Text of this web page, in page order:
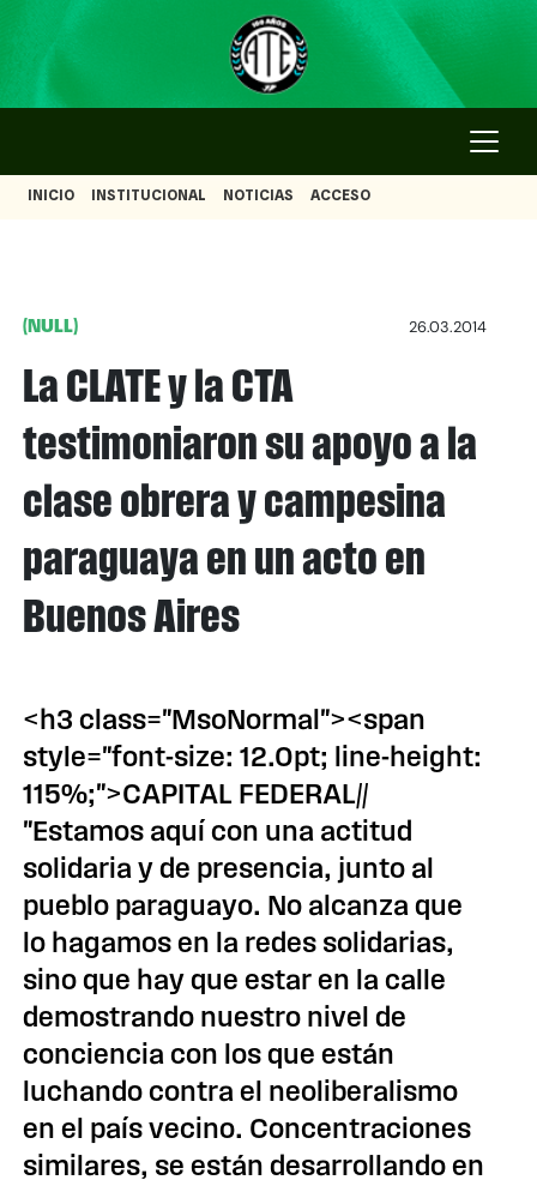
INICIO INSTITUCIONAL NOTICIAS ACCESO
(NULL) 26.03.2014
La CLATE y la CTA
testimoniaron su apoyo a la
clase obrera y campesina
paraguaya en un acto en
Buenos Aires
<h3 class="MsoNormal"><span
style="font-size: 12.0pt; line-height:
115%;">CAPITAL FEDERAL//
"Estamos aquí con una actitud
solidaria y de presencia, junto al
pueblo paraguayo. No alcanza que
lo hagamos en la redes solidarias,
sino que hay que estar en la calle
demostrando nuestro nivel de
conciencia con los que están
luchando contra el neoliberalismo
en el país vecino. Concentraciones
similares, se están desarrollando en